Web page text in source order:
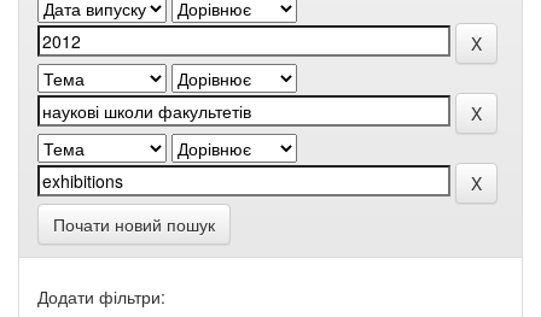
Почати новий пошук
Додати фільтри: